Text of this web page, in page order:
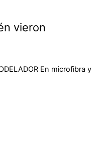
vieron
En microfibra y